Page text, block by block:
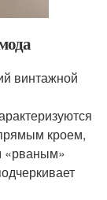
винтажной
кроем,
«рваным»